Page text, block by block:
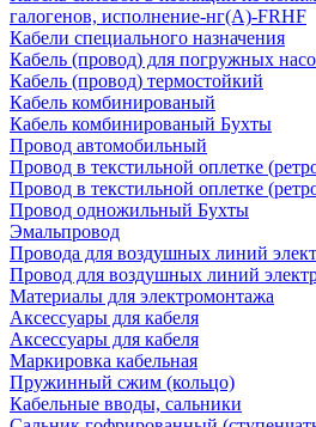
галогенов, исполнение-нг(А)-FRHF
Кабели специального назначения
Кабель (провод) для погружных
Кабель (провод) термостойкий
Кабель комбинированый
Кабель комбинированый Бухты
Провод автомобильный
Провод в текстильной оплетке
Провод в текстильной оплетке
Провод одножильный Бухты
Эмальпровод
Провода для воздушных линий
Провод для воздушных линий
Материалы для электромонтажа
Аксессуары для кабеля
Аксессуары для кабеля
Маркировка кабельная
Пружинный сжим (кольцо)
Кабельные вводы, сальники